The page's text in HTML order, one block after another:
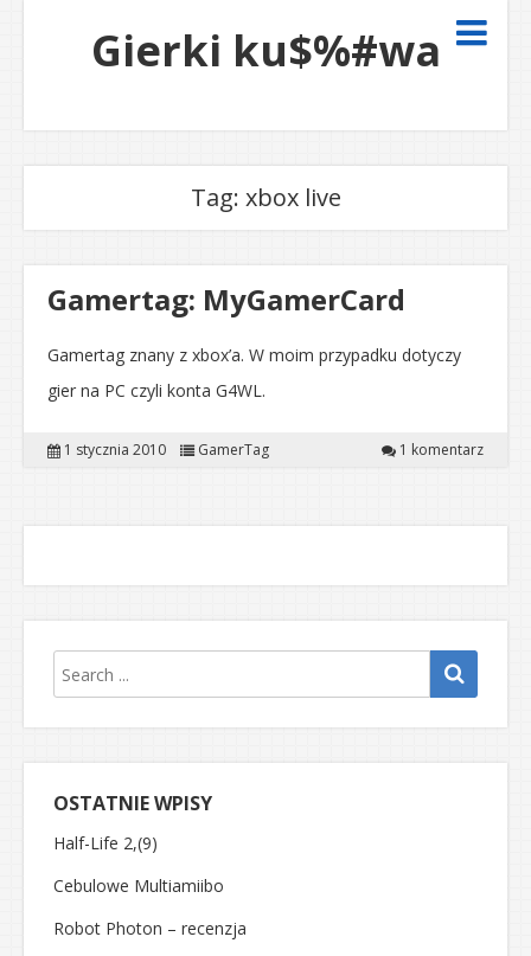
Gierki ku$%#wa
Tag: xbox live
Gamertag: MyGamerCard
Gamertag znany z xbox’a. W moim przypadku dotyczy
gier na PC czyli konta G4WL.
1 stycznia 2010 GamerTag 1 komentarz
OSTATNIE WPISY
Half-Life 2,(9)
Cebulowe Multiamiibo
Robot Photon – recenzja